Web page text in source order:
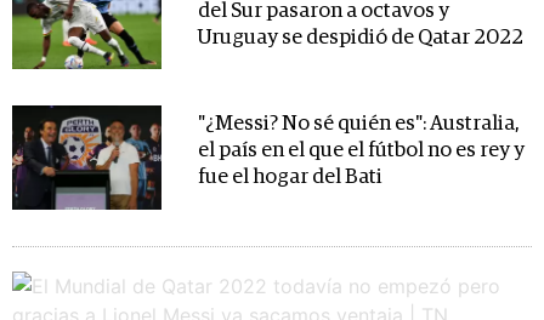
del Sur pasaron a octavos y
Uruguay se despidió de Qatar 2022
"¿Messi? No sé quién es": Australia,
el país en el que el fútbol no es rey y
fue el hogar del Bati